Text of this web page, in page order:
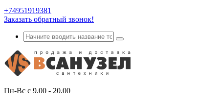
+74951919381
Заказать обратный звонок!
Пн-Вс с 9.00 - 20.00